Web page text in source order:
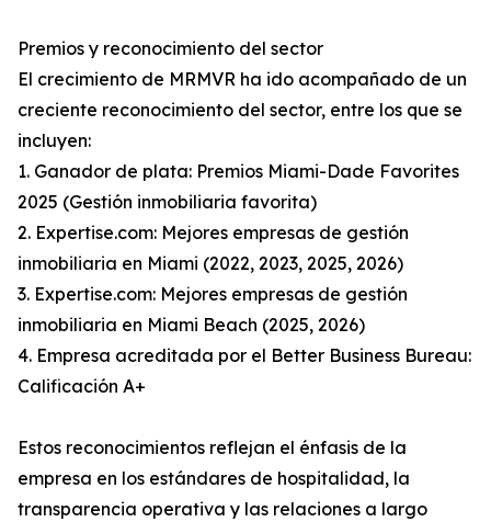
Premios y reconocimiento del sector
El crecimiento de MRMVR ha ido acompañado de un
creciente reconocimiento del sector, entre los que se
incluyen:
1. Ganador de plata: Premios Miami-Dade Favorites
2025 (Gestión inmobiliaria favorita)
2. Expertise.com: Mejores empresas de gestión
inmobiliaria en Miami (2022, 2023, 2025, 2026)
3. Expertise.com: Mejores empresas de gestión
inmobiliaria en Miami Beach (2025, 2026)
4. Empresa acreditada por el Better Business Bureau:
Calificación A+
Estos reconocimientos reflejan el énfasis de la
empresa en los estándares de hospitalidad, la
transparencia operativa y las relaciones a largo